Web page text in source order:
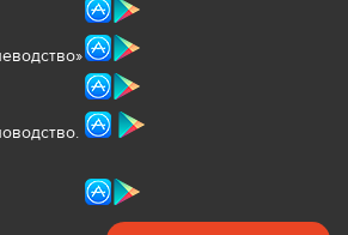
во»
одство.